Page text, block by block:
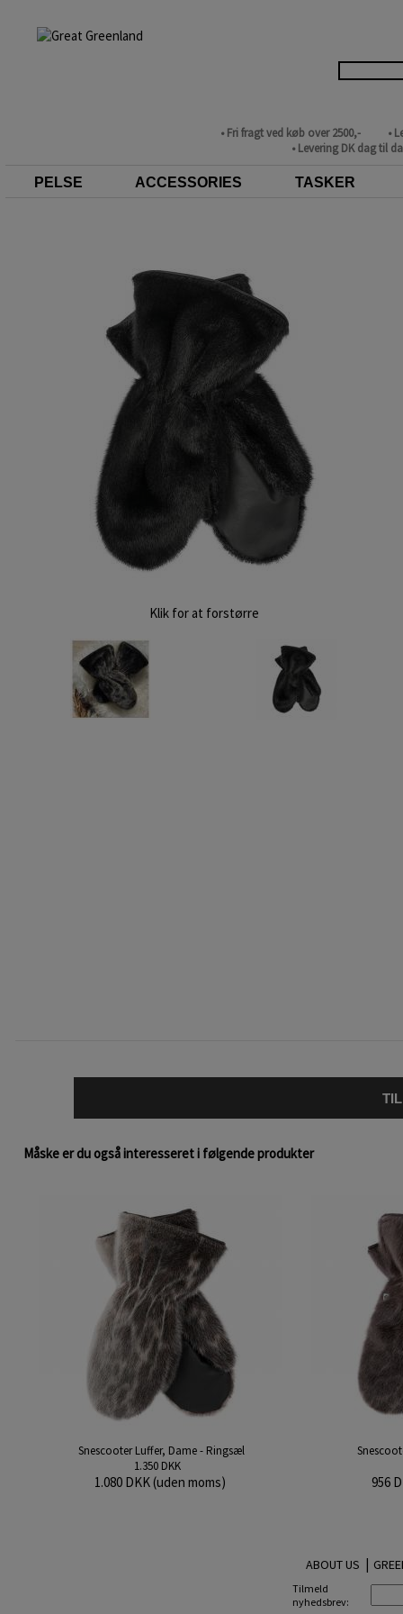
• Fri fragt ved køb over 2500,-
•
• Levering DK dag til
PELSE ACCESSORIES TASKER
Klik for at forstørre
Måske er du også interesseret i følgende produkter
Snescooter Luffer, Dame - Ringsæl
1.350 DKK
1.080 DKK (uden moms) 956
ABOUT US |
Tilmeld
nyhedsbrev: